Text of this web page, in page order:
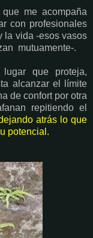
me acompaña
con profesionales
la vida -esos vasos
mutuamente-.
que proteja,
alcanzar el límite
de confort por otra
repitiendo el
atrás lo que
potencial.